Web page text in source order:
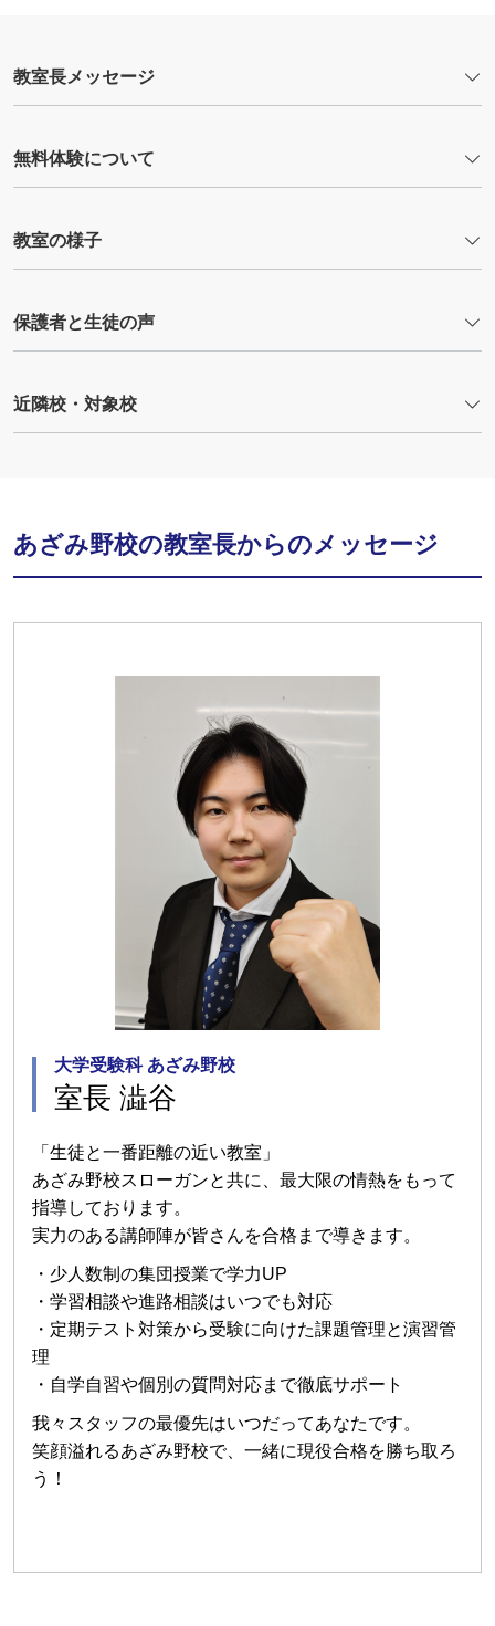
教室長メッセージ
無料体験について
教室の様子
保護者と生徒の声
近隣校・対象校
あざみ野校の教室長からのメッセージ
大学受験科 あざみ野校
室長 澁谷
「生徒と一番距離の近い教室」
あざみ野校スローガンと共に、最大限の情熱をもって
指導しております。
実力のある講師陣が皆さんを合格まで導きます。
・少人数制の集団授業で学力UP
・学習相談や進路相談はいつでも対応
・定期テスト対策から受験に向けた課題管理と演習管
理
・自学自習や個別の質問対応まで徹底サポート
我々スタッフの最優先はいつだってあなたです。
笑顔溢れるあざみ野校で、一緒に現役合格を勝ち取ろ
う！